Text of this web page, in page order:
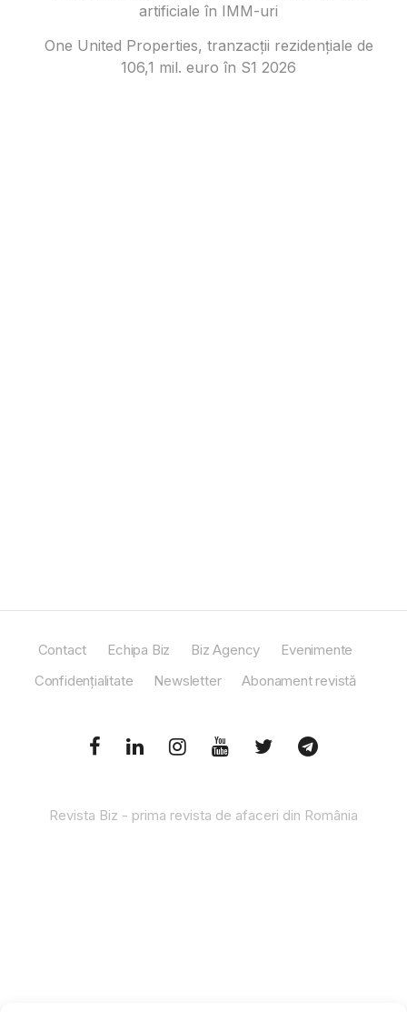
artificiale în IMM-uri
One United Properties, tranzacţii rezidenţiale de
106,1 mil. euro în S1 2026
Contact Echipa Biz Biz Agency
Evenimente
Confidențialitate
Newsletter Abonament revistă
Revista Biz - prima revista de afaceri din România